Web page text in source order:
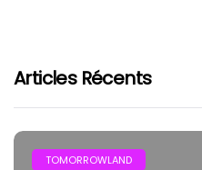
Articles Récents
TOMORROWLAND